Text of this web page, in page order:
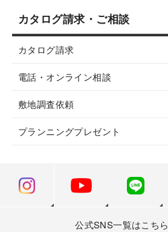
カタログ請求・ご相談
カタログ請求
電話・オンライン相談
敷地調査依頼
プランニングプレゼント
公式SNS一覧はこちら